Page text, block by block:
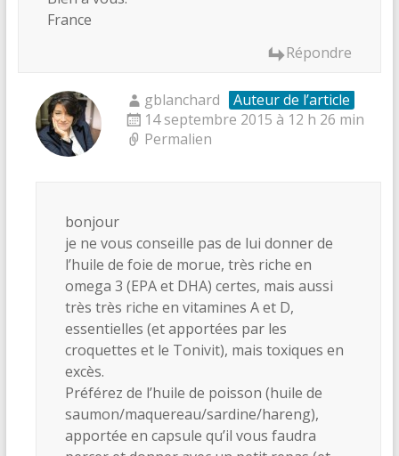
France
Répondre
gblanchard
Auteur de l’article
14 septembre 2015 à 12 h 26 min
Permalien
bonjour
je ne vous conseille pas de lui donner de
l’huile de foie de morue, très riche en
omega 3 (EPA et DHA) certes, mais aussi
très très riche en vitamines A et D,
essentielles (et apportées par les
croquettes et le Tonivit), mais toxiques en
excès.
Préférez de l’huile de poisson (huile de
saumon/maquereau/sardine/hareng),
apportée en capsule qu’il vous faudra